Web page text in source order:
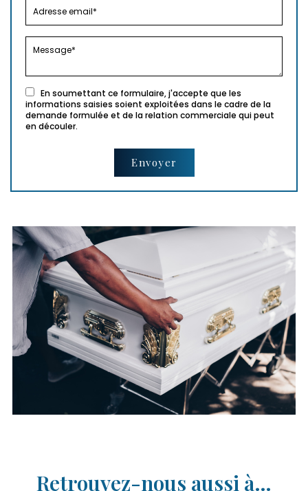
En soumettant ce formulaire, j'accepte que les
informations saisies soient exploitées dans le cadre de la
demande formulée et de la relation commerciale qui peut
en découler.
Retrouvez-nous aussi à…